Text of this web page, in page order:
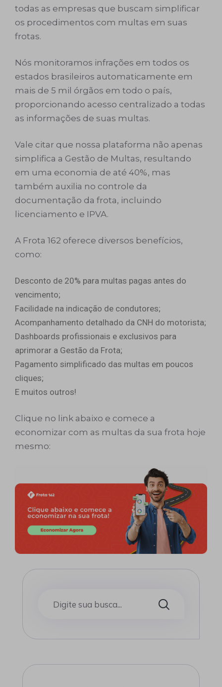
todas as empresas que buscam simplificar
os procedimentos com multas em suas
frotas.
Nós monitoramos infrações em todos os
estados brasileiros automaticamente em
mais de 5 mil órgãos em todo o país,
proporcionando acesso centralizado a todas
as informações de suas multas.
Vale citar que nossa plataforma não apenas
simplifica a Gestão de Multas, resultando
em uma economia de até 40%, mas
também auxilia no controle da
documentação da frota, incluindo
licenciamento e IPVA.
A Frota 162 oferece diversos benefícios,
como:
Desconto de 20% para multas pagas antes do
vencimento;
Facilidade na indicação de condutores;
Acompanhamento detalhado da CNH do motorista;
Dashboards profissionais e exclusivos para
aprimorar a Gestão da Frota;
Pagamento simplificado das multas em poucos
cliques;
E muitos outros!
Clique no link abaixo e comece a
economizar com as multas da sua frota hoje
mesmo: